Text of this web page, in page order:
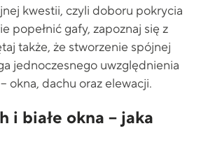
kwestii, czyli doboru pokrycia
popełnić gafy, zapoznaj się z
także, że stworzenie spójnej
jednoczesnego uwzględnienia
okna, dachu oraz elewacji.
i białe okna – jaka